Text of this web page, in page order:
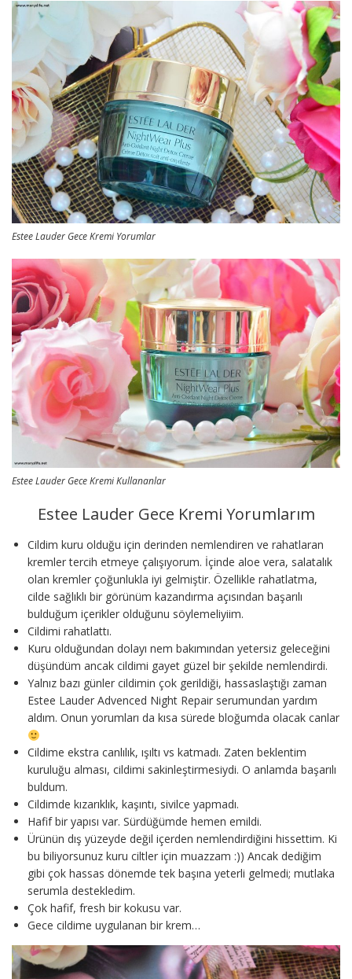
Estee Lauder Gece Kremi Yorumlar
Estee Lauder Gece Kremi Kullananlar
Estee Lauder Gece Kremi Yorumlarım
Cildim kuru olduğu için derinden nemlendiren ve rahatlaran
kremler tercih etmeye çalışıyorum. İçinde aloe vera, salatalık
olan kremler çoğunlukla iyi gelmiştir. Özellikle rahatlatma,
cilde sağlıklı bir görünüm kazandırma açısından başarılı
bulduğum içerikler olduğunu söylemeliyiim.
Cildimi rahatlattı.
Kuru olduğundan dolayı nem bakımından yetersiz geleceğini
düşündüm ancak cildimi gayet güzel bir şekilde nemlendirdi.
Yalnız bazı günler cildimin çok gerildiği, hassaslaştığı zaman
Estee Lauder Advenced Night Repair serumundan yardım
aldım. Onun yorumları da kısa sürede bloğumda olacak canlar
Cildime ekstra canlılık, ışıltı vs katmadı. Zaten beklentim
kuruluğu alması, cildimi sakinleştirmesiydi. O anlamda başarılı
buldum.
Cildimde kızarıklık, kaşıntı, sivilce yapmadı.
Hafif bir yapısı var. Sürdüğümde hemen emildi.
Ürünün dış yüzeyde değil içerden nemlendirdiğini hissettim. Ki
bu biliyorsunuz kuru ciltler için muazzam :)) Ancak dediğim
gibi çok hassas dönemde tek başına yeterli gelmedi; mutlaka
serumla destekledim.
Çok hafif, fresh bir kokusu var.
Gece cildime uygulanan bir krem…